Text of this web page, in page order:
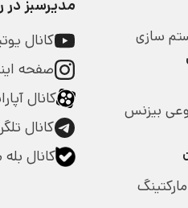
سازی
بیزنس
مدیرسبز
کانال
صفحه
کانال
کانال
کانال